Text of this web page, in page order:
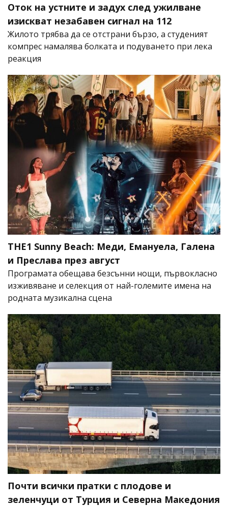
Оток на устните и задух след ужилване
изискват незабавен сигнал на 112
Жилото трябва да се отстрани бързо, а студеният
компрес намалява болката и подуването при лека
реакция
THE1 Sunny Beach: Меди, Емануела, Галена
и Преслава през август
Програмата обещава безсънни нощи, първокласно
изживяване и селекция от най-големите имена на
родната музикална сцена
Почти всички пратки с плодове и
зеленчуци от Турция и Северна Македония